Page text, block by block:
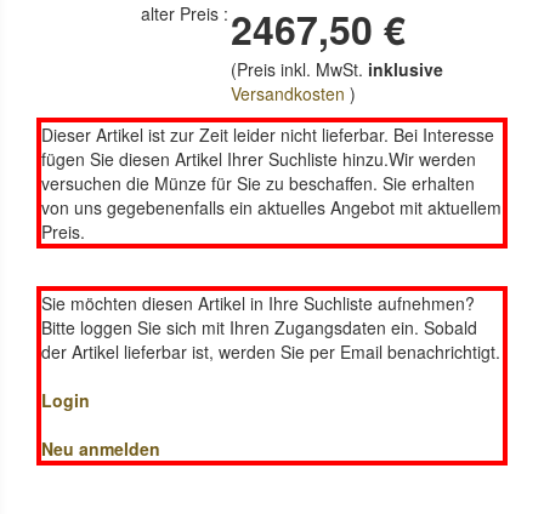
alter Preis : 2467,50 €
(Preis inkl. MwSt. inklusive
Versandkosten )
Dieser Artikel ist zur Zeit leider nicht lieferbar. Bei Interesse
fügen Sie diesen Artikel Ihrer Suchliste hinzu.Wir werden
versuchen die Münze für Sie zu beschaffen. Sie erhalten
von uns gegebenenfalls ein aktuelles Angebot mit aktuellem
Preis.
Sie möchten diesen Artikel in Ihre Suchliste aufnehmen?
Bitte loggen Sie sich mit Ihren Zugangsdaten ein. Sobald
der Artikel lieferbar ist, werden Sie per Email benachrichtigt.
Login
Neu anmelden